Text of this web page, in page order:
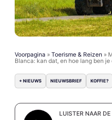
Voorpagina » Toerisme & Reizen »
Blanca: kan dat, en hoe lang ben je
+ NIEUWS NIEUWSBRIEF KOFFIE?
LUISTER NAAR